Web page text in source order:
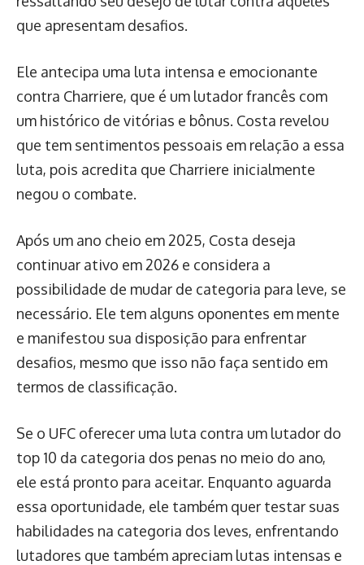
que apresentam desafios.
Ele antecipa uma luta intensa e emocionante
contra Charriere, que é um lutador francês com
um histórico de vitórias e bônus. Costa revelou
que tem sentimentos pessoais em relação a essa
luta, pois acredita que Charriere inicialmente
negou o combate.
Após um ano cheio em 2025, Costa deseja
continuar ativo em 2026 e considera a
possibilidade de mudar de categoria para leve, se
necessário. Ele tem alguns oponentes em mente
e manifestou sua disposição para enfrentar
desafios, mesmo que isso não faça sentido em
termos de classificação.
Se o UFC oferecer uma luta contra um lutador do
top 10 da categoria dos penas no meio do ano,
ele está pronto para aceitar. Enquanto aguarda
essa oportunidade, ele também quer testar suas
habilidades na categoria dos leves, enfrentando
lutadores que também apreciam lutas intensas e